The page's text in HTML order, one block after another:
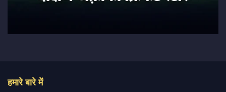
हमारे बारे में